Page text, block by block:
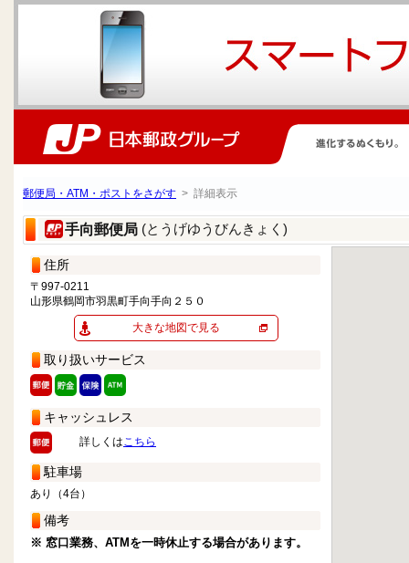
郵便局・ATM・ポストをさがす > 詳細表示
手向郵便局 (とうげゆうびんきょく)
住所
〒997-0211
山形県鶴岡市羽黒町手向手向２５０
大きな地図で見る
取り扱いサービス
キャッシュレス
詳しくはこちら
駐車場
あり（4台）
備考
※ 窓口業務、ATMを一時休止する場合があります。